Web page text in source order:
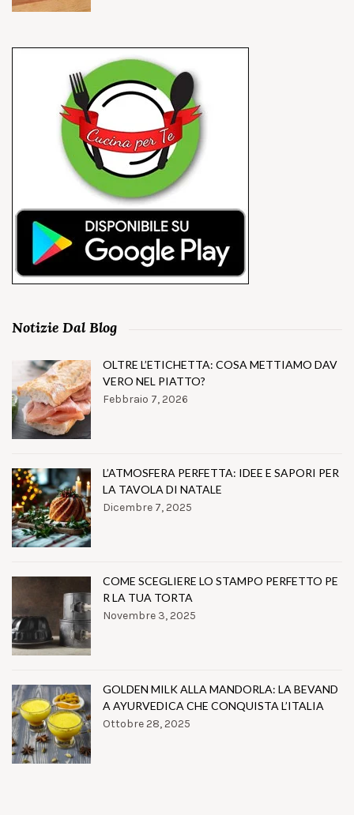
Notizie Dal Blog
OLTRE L’ETICHETTA: COSA METTIAMO DAV
VERO NEL PIATTO?
Febbraio 7, 2026
L’ATMOSFERA PERFETTA: IDEE E SAPORI PER
LA TAVOLA DI NATALE
Dicembre 7, 2025
COME SCEGLIERE LO STAMPO PERFETTO PE
R LA TUA TORTA
Novembre 3, 2025
GOLDEN MILK ALLA MANDORLA: LA BEVAND
A AYURVEDICA CHE CONQUISTA L’ITALIA
Ottobre 28, 2025